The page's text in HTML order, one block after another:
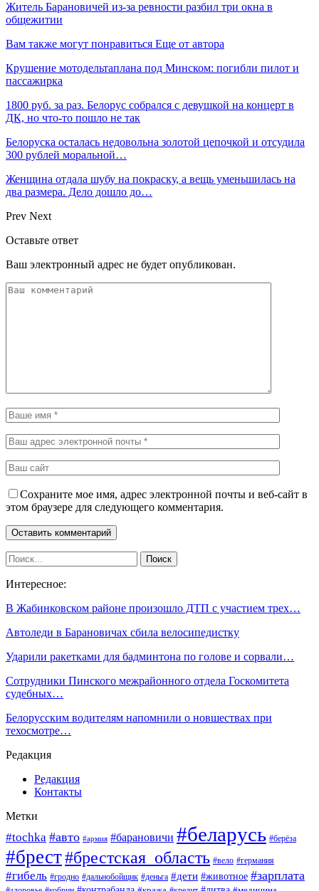
Житель Барановичей из-за ревности разбил три окна в
общежитии
Вам также могут понравиться Еще от автора
Крушение мотодельтаплана под Минском: погибли пилот и
пассажирка
1800 руб. за раз. Белорус собрался с девушкой на концерт в
ДК, но что-то пошло не так
Белоруска осталась недовольна золотой цепочкой и отсудила
300 рублей моральной…
Женщина отдала шубу на покраску, а вещь уменьшилась на
два размера. Дело дошло до…
Prev Next
Оставьте ответ
Ваш электронный адрес не будет опубликован.
Сохраните мое имя, адрес электронной почты и веб-сайт в
этом браузере для следующего комментария.
Интересное:
В Жабинковском районе произошло ДТП с участием трех…
Автоледи в Барановичах сбила велосипедистку
Ударили ракетками для бадминтона по голове и сорвали…
Сотрудники Пинского межрайонного отдела Госкомитета
судебных…
Белорусским водителям напомнили о новшествах при
техосмотре…
Редакция
Редакция
Контакты
Метки
#tochka #авто #армия #барановичи #беларусь #берёза
#брест#брестская_область #вело #германия
#гибель #гродно #дальнобойщик #деньга #дети #животное #зарплата